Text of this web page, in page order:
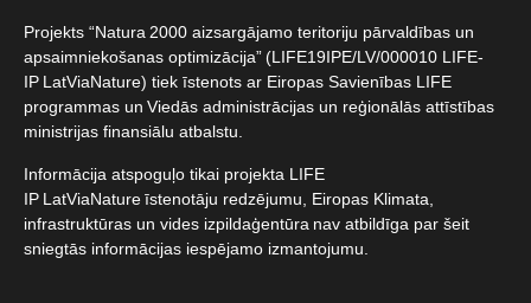
Projekts “Natura 2000 aizsargājamo teritoriju pārvaldības un
apsaimniekošanas optimizācija” (LIFE19IPE/LV/000010 LIFE-
IP LatViaNature) tiek īstenots ar Eiropas Savienības LIFE
programmas un Viedās administrācijas un reģionālās attīstības
ministrijas finansiālu atbalstu.​
Informācija atspoguļo tikai projekta LIFE
IP LatViaNature īstenotāju redzējumu, Eiropas Klimata,
infrastruktūras un vides izpildaģentūra nav atbildīga par šeit
sniegtās informācijas iespējamo izmantojumu.​